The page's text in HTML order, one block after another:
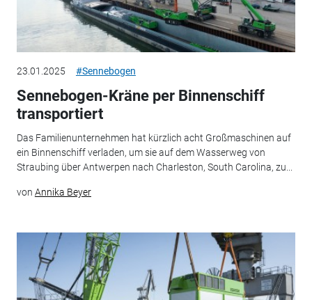
23.01.2025 #Sennebogen
Sennebogen-Kräne per Binnenschiff
transportiert
Das Familienunternehmen hat kürzlich acht Großmaschinen auf
ein Binnenschiff verladen, um sie auf dem Wasserweg von
Straubing über Antwerpen nach Charleston, South Carolina, zu...
von Annika Beyer